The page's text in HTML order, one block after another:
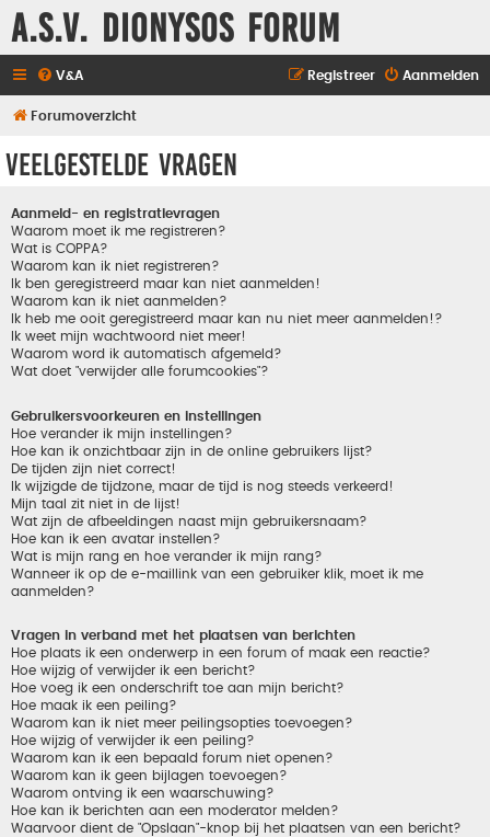
A.S.V. Dionysos Forum
V&A Aanmelden
Registreer
Forumoverzicht
Veelgestelde vragen
Aanmeld- en registratievragen
Waarom moet ik me registreren?
Wat is COPPA?
Waarom kan ik niet registreren?
Ik ben geregistreerd maar kan niet aanmelden!
Waarom kan ik niet aanmelden?
Ik heb me ooit geregistreerd maar kan nu niet meer aanmelden!?
Ik weet mijn wachtwoord niet meer!
Waarom word ik automatisch afgemeld?
Wat doet "verwijder alle forumcookies"?
Gebruikersvoorkeuren en instellingen
Hoe verander ik mijn instellingen?
Hoe kan ik onzichtbaar zijn in de online gebruikers lijst?
De tijden zijn niet correct!
Ik wijzigde de tijdzone, maar de tijd is nog steeds verkeerd!
Mijn taal zit niet in de lijst!
Wat zijn de afbeeldingen naast mijn gebruikersnaam?
Hoe kan ik een avatar instellen?
Wat is mijn rang en hoe verander ik mijn rang?
Wanneer ik op de e-maillink van een gebruiker klik, moet ik me
aanmelden?
Vragen in verband met het plaatsen van berichten
Hoe plaats ik een onderwerp in een forum of maak een reactie?
Hoe wijzig of verwijder ik een bericht?
Hoe voeg ik een onderschrift toe aan mijn bericht?
Hoe maak ik een peiling?
Waarom kan ik niet meer peilingsopties toevoegen?
Hoe wijzig of verwijder ik een peiling?
Waarom kan ik een bepaald forum niet openen?
Waarom kan ik geen bijlagen toevoegen?
Waarom ontving ik een waarschuwing?
Hoe kan ik berichten aan een moderator melden?
Waarvoor dient de "Opslaan"-knop bij het plaatsen van een bericht?